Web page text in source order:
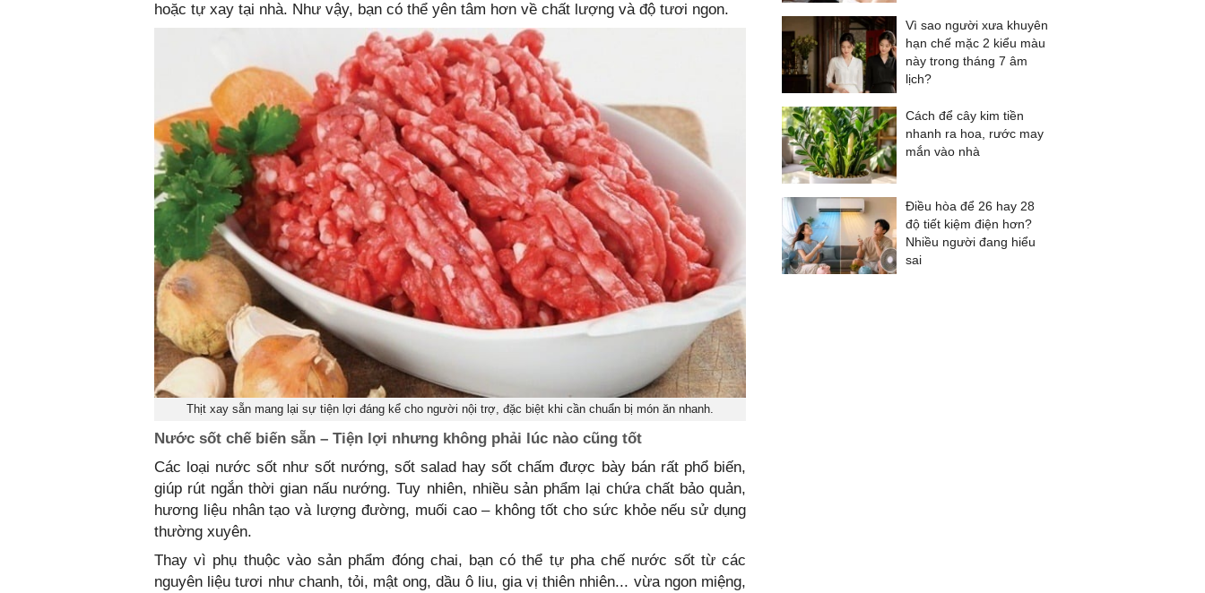
hoặc tự xay tại nhà. Như vậy, bạn có thể yên tâm hơn về chất lượng và độ tươi ngon.
Thịt xay sẵn mang lại sự tiện lợi đáng kể cho người nội trợ, đặc biệt khi cần chuẩn bị món ăn nhanh.
Nước sốt chế biến sẵn – Tiện lợi nhưng không phải lúc nào cũng tốt
Các loại nước sốt như sốt nướng, sốt salad hay sốt chấm được bày bán rất phổ biến,
giúp rút ngắn thời gian nấu nướng. Tuy nhiên, nhiều sản phẩm lại chứa chất bảo quản,
hương liệu nhân tạo và lượng đường, muối cao – không tốt cho sức khỏe nếu sử dụng
thường xuyên.
Thay vì phụ thuộc vào sản phẩm đóng chai, bạn có thể tự pha chế nước sốt từ các
nguyên liệu tươi như chanh, tỏi, mật ong, dầu ô liu, gia vị thiên nhiên... vừa ngon miệng,
Vì sao người xưa khuyên
hạn chế mặc 2 kiểu màu
này trong tháng 7 âm
lịch?
Cách để cây kim tiền
nhanh ra hoa, rước may
mắn vào nhà
Điều hòa để 26 hay 28
độ tiết kiệm điện hơn?
Nhiều người đang hiểu
sai